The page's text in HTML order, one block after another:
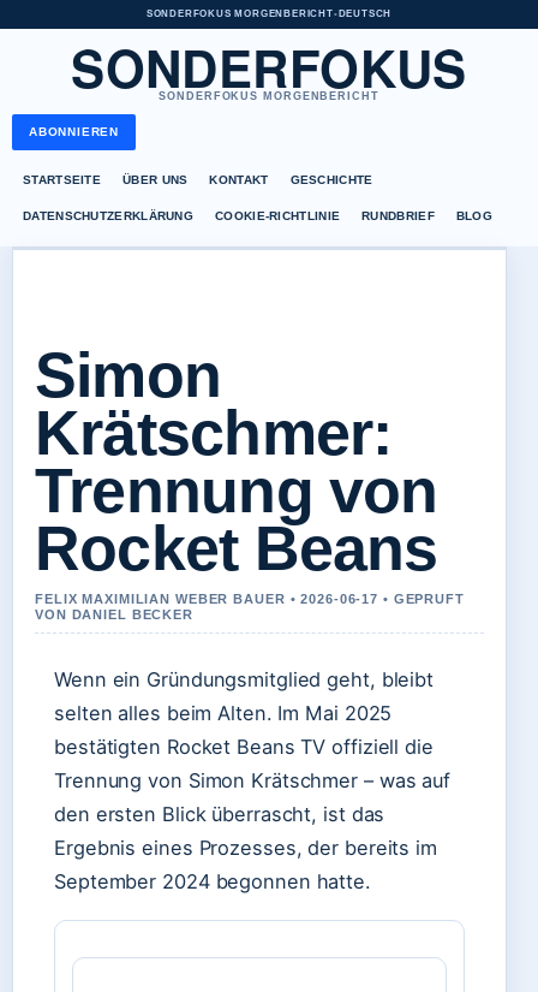
SONDERFOKUS MORGENBERICHT• DEUTSCH
SONDERFOKUS
SONDERFOKUS MORGENBERICHT
ABONNIEREN
STARTSEITE ÜBER UNS KONTAKT GESCHICHTE
DATENSCHUTZERKLÄRUNG COOKIE-RICHTLINIE RUNDBRIEF BLOG
Simon
Krätschmer:
Trennung von
Rocket Beans
FELIX MAXIMILIAN WEBER BAUER • 2026-06-17 • GEPRUFT
VON DANIEL BECKER
Wenn ein Gründungsmitglied geht, bleibt
selten alles beim Alten. Im Mai 2025
bestätigten Rocket Beans TV offiziell die
Trennung von Simon Krätschmer – was auf
den ersten Blick überrascht, ist das
Ergebnis eines Prozesses, der bereits im
September 2024 begonnen hatte.